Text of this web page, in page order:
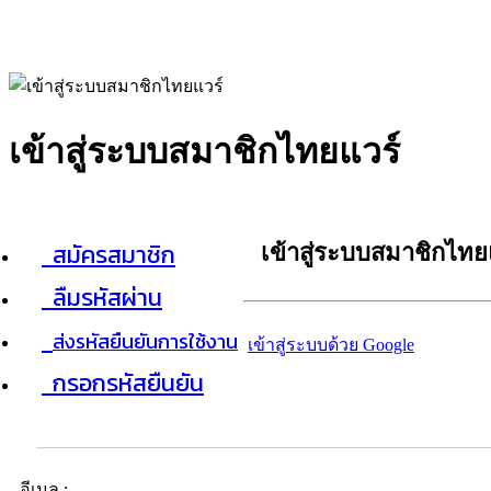
เข้าสู่ระบบสมาชิกไทยแวร์
สมัครสมาชิก
ลืมรหัสผ่าน
ส่งรหัสยืนยันการใช้งาน
กรอกรหัสยืนยัน
เข้าสู่ระบบสมาชิกไท
เข้าสู่ระบบด้วย Google